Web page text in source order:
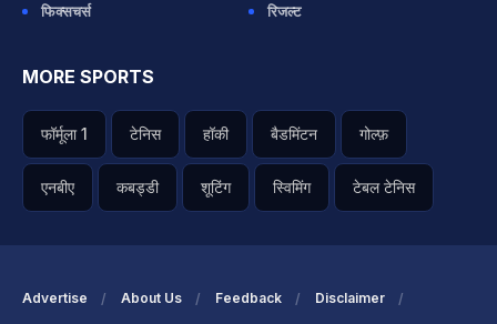
फिक्सचर्स
रिजल्ट
MORE SPORTS
फॉर्मूला 1 टेनिस हॉकी बैडमिंटन गोल्फ़
एनबीए कबड्डी शूटिंग स्विमिंग टेबल टेनिस
Advertise About Us Feedback Disclaimer